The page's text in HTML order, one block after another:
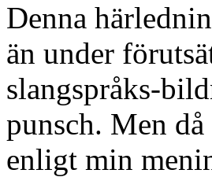
Denna
än under
slangspråks-
punsch. Men då
enligt min